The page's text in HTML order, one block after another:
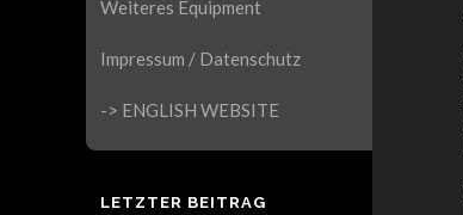
Weiteres Equipment
Impressum / Datenschutz
-> ENGLISH WEBSITE
LETZTER BEITRAG